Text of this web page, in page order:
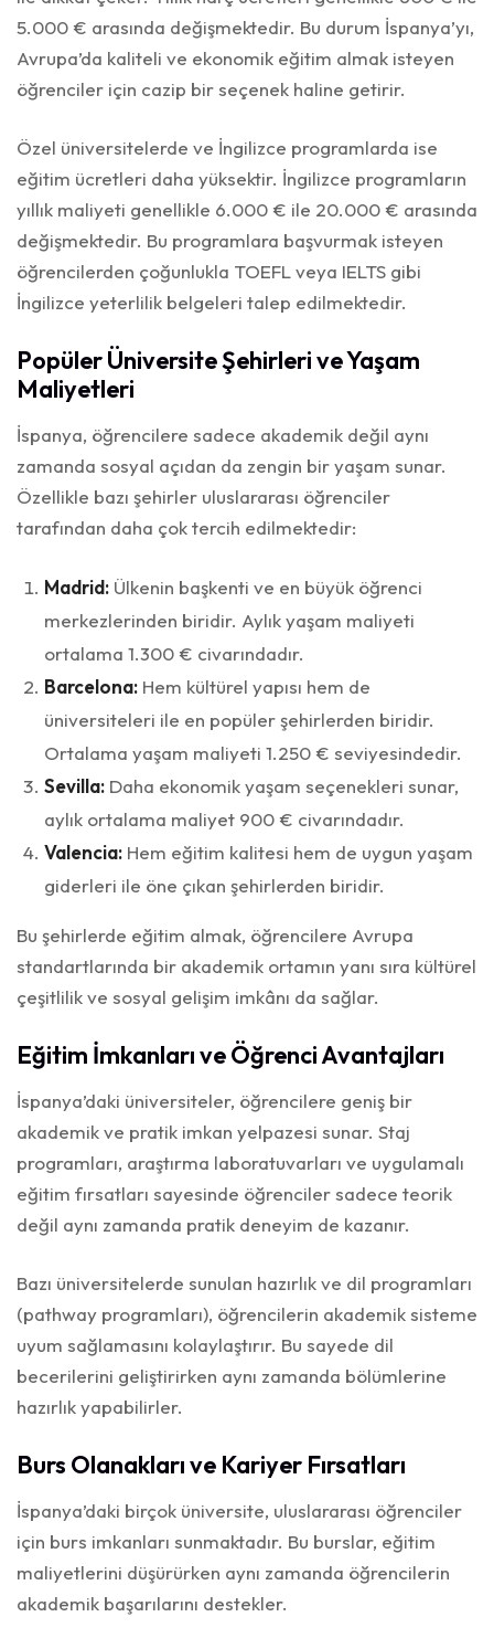
5.000 € arasında değişmektedir. Bu durum İspanya’yı,
Avrupa’da kaliteli ve ekonomik eğitim almak isteyen
öğrenciler için cazip bir seçenek haline getirir.
Özel üniversitelerde ve İngilizce programlarda ise
eğitim ücretleri daha yüksektir. İngilizce programların
yıllık maliyeti genellikle 6.000 € ile 20.000 € arasında
değişmektedir. Bu programlara başvurmak isteyen
öğrencilerden çoğunlukla TOEFL veya IELTS gibi
İngilizce yeterlilik belgeleri talep edilmektedir.
Popüler Üniversite Şehirleri ve Yaşam
Maliyetleri
İspanya, öğrencilere sadece akademik değil aynı
zamanda sosyal açıdan da zengin bir yaşam sunar.
Özellikle bazı şehirler uluslararası öğrenciler
tarafından daha çok tercih edilmektedir:
Madrid: Ülkenin başkenti ve en büyük öğrenci
merkezlerinden biridir. Aylık yaşam maliyeti
ortalama 1.300 € civarındadır.
Barcelona: Hem kültürel yapısı hem de
üniversiteleri ile en popüler şehirlerden biridir.
Ortalama yaşam maliyeti 1.250 € seviyesindedir.
Sevilla: Daha ekonomik yaşam seçenekleri sunar,
aylık ortalama maliyet 900 € civarındadır.
Valencia: Hem eğitim kalitesi hem de uygun yaşam
giderleri ile öne çıkan şehirlerden biridir.
Bu şehirlerde eğitim almak, öğrencilere Avrupa
standartlarında bir akademik ortamın yanı sıra kültürel
çeşitlilik ve sosyal gelişim imkânı da sağlar.
Eğitim İmkanları ve Öğrenci Avantajları
İspanya’daki üniversiteler, öğrencilere geniş bir
akademik ve pratik imkan yelpazesi sunar. Staj
programları, araştırma laboratuvarları ve uygulamalı
eğitim fırsatları sayesinde öğrenciler sadece teorik
değil aynı zamanda pratik deneyim de kazanır.
Bazı üniversitelerde sunulan hazırlık ve dil programları
(pathway programları), öğrencilerin akademik sisteme
uyum sağlamasını kolaylaştırır. Bu sayede dil
becerilerini geliştirirken aynı zamanda bölümlerine
hazırlık yapabilirler.
Burs Olanakları ve Kariyer Fırsatları
İspanya’daki birçok üniversite, uluslararası öğrenciler
için burs imkanları sunmaktadır. Bu burslar, eğitim
maliyetlerini düşürürken aynı zamanda öğrencilerin
akademik başarılarını destekler.